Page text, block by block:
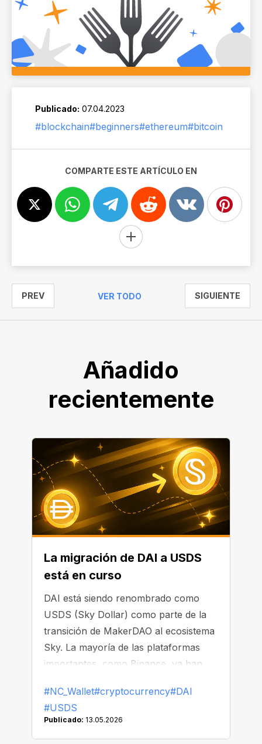
Publicado: 07.04.2023
#blockchain#beginners#ethereum#bitcoin
COMPARTE ESTE ARTÍCULO EN
PREV VER TODO SIGUIENTE
Añadido
recientemente
La migración de DAI a USDS
está en curso
DAI está siendo renombrado como
USDS (Sky Dollar) como parte de la
transición de MakerDAO al ecosistema
Sky. La mayoría de las plataformas
importantes, como Binance, ya han
DAI de sus listados.
#NC_Wallet#cryptocurrency#DAI
#USDS
Publicado: 13.05.2026